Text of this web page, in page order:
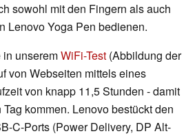
sowohl mit den Fingern als auch
Lenovo Yoga Pen bedienen.
in unseremWiFi-Test (Abbildung der
von Webseiten mittels eines
von knapp 11,5 Stunden - damit
kommen. Lenovo bestückt den
C-Ports (Power Delivery, DP Alt-